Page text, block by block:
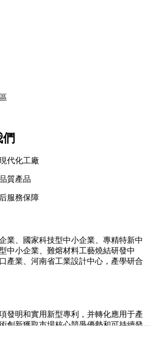
代化工廠
質產品
服務保障
業、國家科技型中小企業、專精特新中
中小企業、難熔材料工藝燒結研發中
產業、河南省工業設計中心，產學研合
發明和實用新型專利，并轉化應用于產
創新獲取市場核心競爭優勢和可持續發